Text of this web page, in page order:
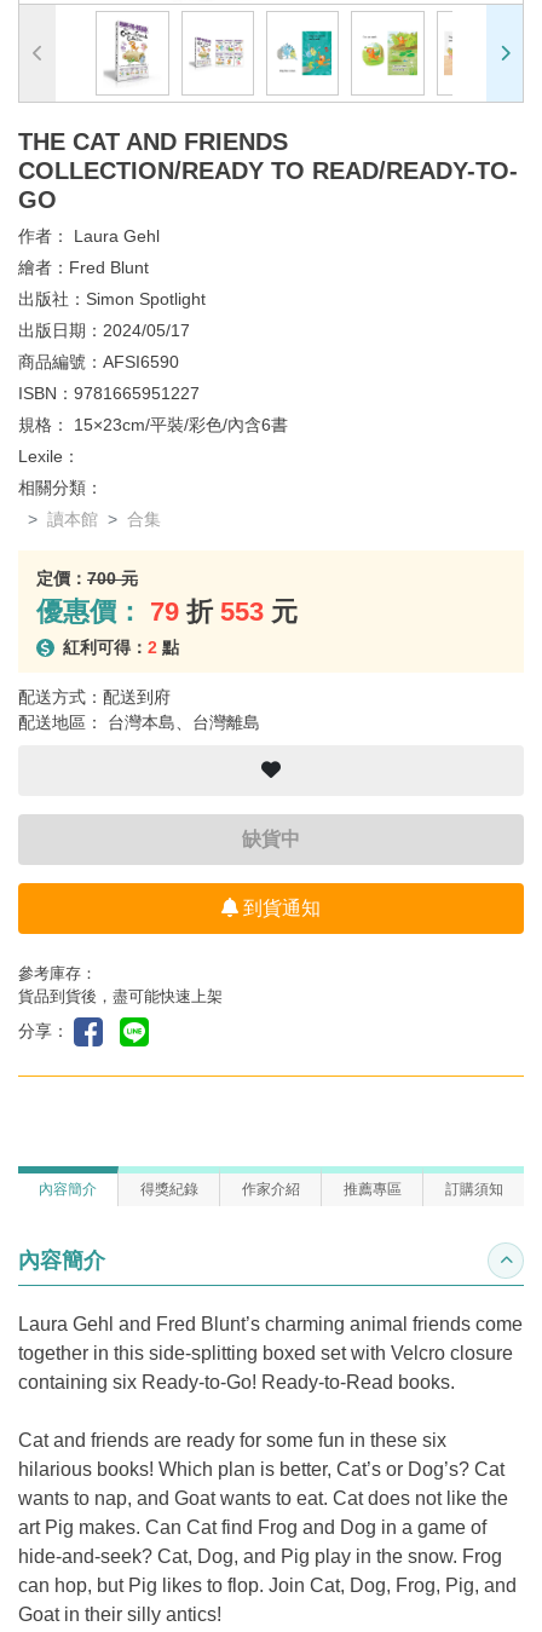
THE CAT AND FRIENDS
COLLECTION/READY TO READ/READY-TO-
GO
作者： Laura Gehl
繪者： Fred Blunt
出版社： Simon Spotlight
出版日期： 2024/05/17
商品編號： AFSI6590
ISBN： 9781665951227
規格： 15×23cm/平裝/彩色/內含6書
Lexile：
相關分類：
讀本館
合集
定價： 700 元
優惠價： 79 折 553 元
紅利可得： 2 點
配送方式：配送到府
配送地區： 台灣本島、台灣離島
缺貨中
到貨通知
參考庫存：
貨品到貨後，盡可能快速上架
分享：
內容簡介 得獎紀錄 作家介紹 推薦專區 訂購須知
內容簡介 收合
Laura Gehl and Fred Blunt’s charming animal friends come
together in this side-splitting boxed set with Velcro closure
containing six Ready-to-Go! Ready-to-Read books.
Cat and friends are ready for some fun in these six
hilarious books! Which plan is better, Cat’s or Dog’s? Cat
wants to nap, and Goat wants to eat. Cat does not like the
art Pig makes. Can Cat find Frog and Dog in a game of
hide-and-seek? Cat, Dog, and Pig play in the snow. Frog
can hop, but Pig likes to flop. Join Cat, Dog, Frog, Pig, and
Goat in their silly antics!